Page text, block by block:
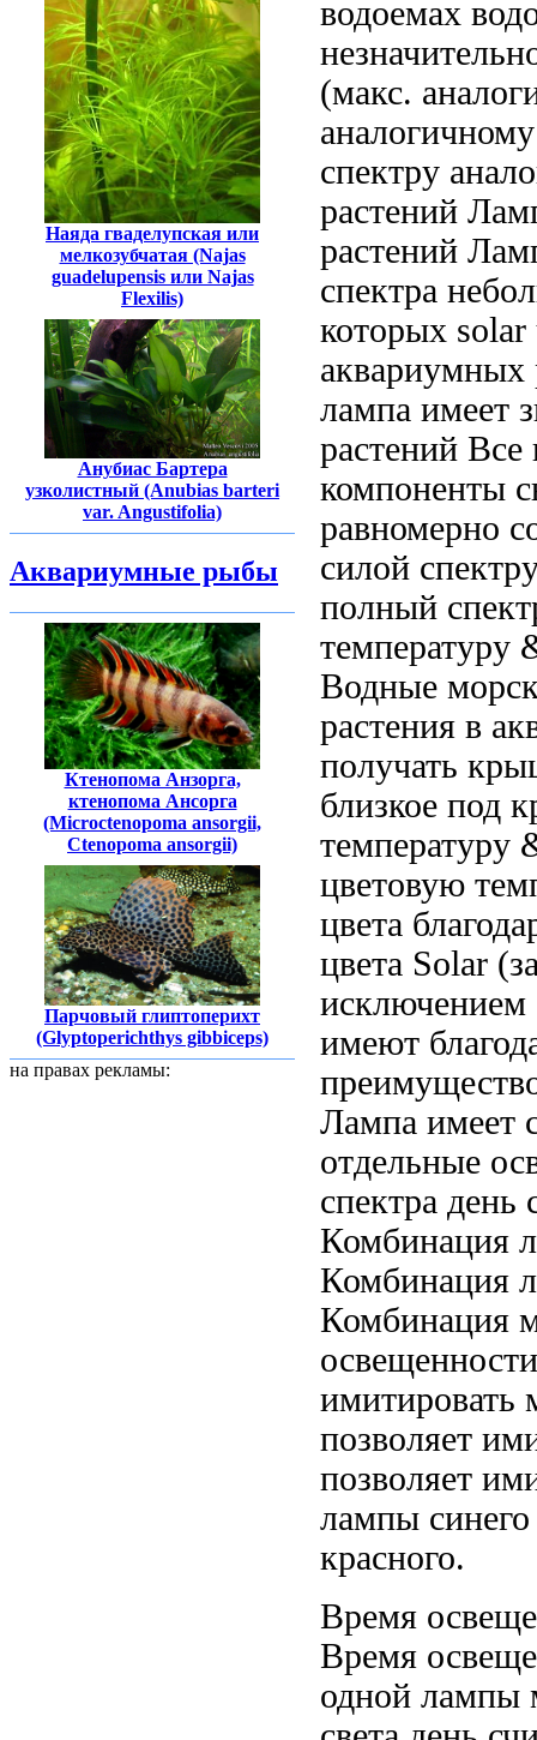
Наяда гваделупская или
мелкозубчатая (Najas
guadelupensis или Najas
Flexilis)
Анубиас Бартера
узколистный (Anubias barteri
var. Angustifolia)
Аквариумные рыбы
Ктенопома Анзорга,
ктенопома Ансорга
(Microctenopoma ansorgii,
Ctenopoma ansorgii)
Парчовый глиптоперихт
(Glyptoperichthys gibbiceps)
на правах рекламы:
водоемах
(макс.
спектру
растений
растений
спектра
которых
аквариумных
лампа имеет
растений Все
компоненты
равномерно
силой
полный
температуру
Водные
растения в
получать
близкое под
температуру
цветовую
цвета
цвета Solar
имеют
Лампа имеет
отдельные
спектра день
Комбинация
Комбинация
Комбинация
имитировать
позволяет
позволяет
лампы
красного.
Время
Время
одной лампы